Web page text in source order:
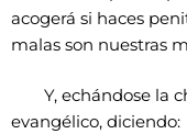
acogerá si haces
malas son nuestras
Y, echándose la
evangélico, diciendo: